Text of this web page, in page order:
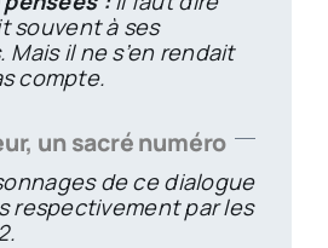
souvent à ses
Mais il ne s’en rendait
compte.
un sacré numéro
de ce dialogue
respectivement par les